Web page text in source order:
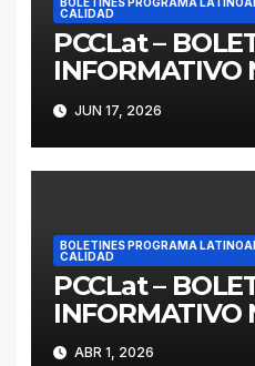
BOLETINES PROGRAMA
CALIDAD
PCCLat –
INFORMATIVO
2026
JUN 17, 2026
BOLETINES PROGRAMA
CALIDAD
PCCLat –
INFORMATIVO
2026
ABR 1, 2026